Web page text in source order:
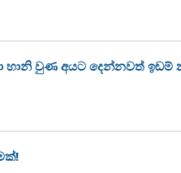
හානි වුණ අයට දෙන්නවත් ඉඩම්